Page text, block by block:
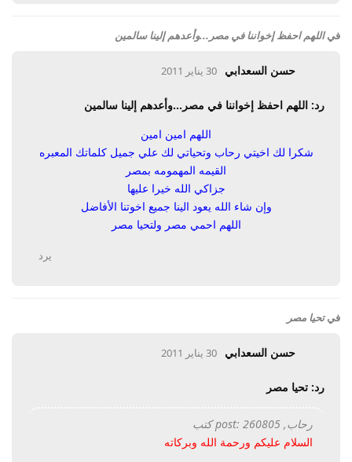
فياللهم احفظ إخواننا في مصر...وأعدهم إلينا سالمين
حسن السعدابي 30 يناير 2011
رد: اللهم احفظ إخواننا في مصر...وأعدهم إلينا سالمين
اللهم امين امين
شكرا لك اخيتي رحاب وتحياتي لك علي جميل كلماتك المعبره
القيمه المهمومه بمصر
جزاكي الله خيرا عليها
وإن شاء الله يعود الينا جميع اخوتنا الأفاضل
اللهم احمي مصر ولتحيا مصر
يرد
فيتحيا مصر
حسن السعدابي 30 يناير 2011
رد: تحيا مصر
رحاب, post: 260805 كتب
السلام عليكم ورحمة الله وبركاته